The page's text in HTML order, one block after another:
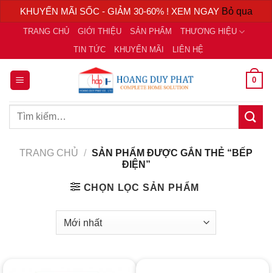
KHUYẾN MÃI SỐC - GIẢM 30-60% ! XEM NGAY Bỏ qua
Chuyển
nội
dung
TRANG CHỦ GIỚI THIỆU SẢN PHẨM
THƯƠNG HIỆU
TIN TỨC
KHUYẾN MÃI LIÊN HỆ
0
Tìm
TRANG CHỦ / SẢN PHẨM ĐƯỢC GẮN THẺ “BẾP
ĐIỆN”
CHỌN LỌC SẢN PHẨM